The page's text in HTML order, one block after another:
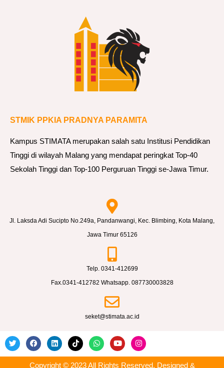
STMIK PPKIA PRADNYA PARAMITA
Kampus STIMATA merupakan salah satu Institusi Pendidikan
Tinggi di wilayah Malang yang mendapat peringkat Top-40
Sekolah Tinggi dan Top-100 Perguruan Tinggi se-Jawa Timur.
Jl. Laksda Adi Sucipto No.249a, Pandanwangi, Kec. Blimbing, Kota Malang,
Jawa Timur 65126
Telp. 0341-412699
Fax.0341-412782 Whatsapp. 087730003828
seket@stimata.ac.id
Copyright © 2023 All Rights Reserved, Designed &